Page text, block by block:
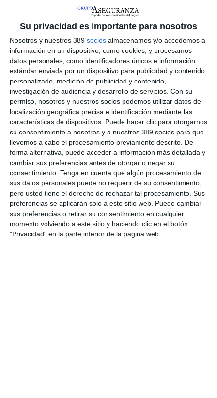
Su privacidad es importante para nosotros
Nosotros y nuestros 389 socios almacenamos y/o accedemos a
información en un dispositivo, como cookies, y procesamos
datos personales, como identificadores únicos e información
estándar enviada por un dispositivo para publicidad y contenido
personalizado, medición de publicidad y contenido,
investigación de audiencia y desarrollo de servicios. Con su
permiso, nosotros y nuestros socios podemos utilizar datos de
localización geográfica precisa e identificación mediante las
características de dispositivos. Puede hacer clic para otorgarnos
su consentimiento a nosotros y a nuestros 389 socios para que
llevemos a cabo el procesamiento previamente descrito. De
forma alternativa, puede acceder a información más detallada y
cambiar sus preferencias antes de otorgar o negar su
consentimiento. Tenga en cuenta que algún procesamiento de
sus datos personales puede no requerir de su consentimiento,
pero usted tiene el derecho de rechazar tal procesamiento. Sus
preferencias se aplicarán solo a este sitio web. Puede cambiar
sus preferencias o retirar su consentimiento en cualquier
momento volviendo a este sitio y haciendo clic en el botón
"Privacidad" en la parte inferior de la página web.
profundo conocimiento del entorno local y de las necesidades
específicas de cada cliente". Borrás señala que "sumarme a
Sabseg supone participar en un proyecto muy estimulante, con
una visión ambiciosa, pero al mismo tiempo muy orientada a
las personas y al servicio. Abrir esta oficina en Vigo tiene un
significado muy especial para mí porque es mi ciudad y nos
permitirá aportar un valor diferencial de cercanía, conocimiento
local y una atención muy personalizada, combinados con el
nivel de profesionalización y capacidades técnicas de un gran
grupo". "Nuestro objetivo es convertirnos en un socio de
referencia para las empresas de la zona, acompañándolas en
la gestión de sus riesgos con soluciones adaptadas a cada
realidad y con una clara vocación de crecimiento y desarrollo
del equipo en Galicia", añade.
Por su parte,Juan Martínez Bouzo, director general de
Mercados, broking y especialidades de Sabseg y miembro del
Consejo del Grupo, ha destacado que "la apertura de Vigo
responde a nuestra voluntad de seguir creciendo cerca de las
empresas y de los territorios con gran dinamismo económico.
Galicia tiene un enorme potencial empresarial y queremos
acompañar ese crecimiento con un servicio asegurador
especializado, cercano y con capacidad para ofrecer
soluciones de alto valor añadido. Es un momento muy especial
profesional pero también personal, creemos que Vigo se
merece un proyecto como éste".